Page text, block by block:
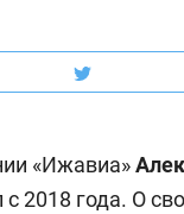
«Ижавиа»
2018 года. О